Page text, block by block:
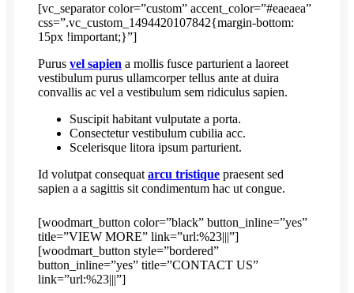
[vc_separator color=”custom” accent_color=”#eaeaea”
css=”.vc_custom_1494420107842{margin-bottom:
15px !important;}”]
Purus vel sapien a mollis fusce parturient a laoreet
vestibulum purus ullamcorper tellus ante at duira
convallis ac vel a vestibulum sem ridiculus sapien.
Suscipit habitant vulputate a porta.
Consectetur vestibulum cubilia acc.
Scelerisque litora ipsum parturient.
Id volutpat consequat arcu tristique praesent sed
sapien a a sagittis sit condimentum hac ut congue.
[woodmart_button color=”black” button_inline=”yes”
title=”VIEW MORE” link=”url:%23|||”]
[woodmart_button style=”bordered”
button_inline=”yes” title=”CONTACT US”
link=”url:%23|||”]